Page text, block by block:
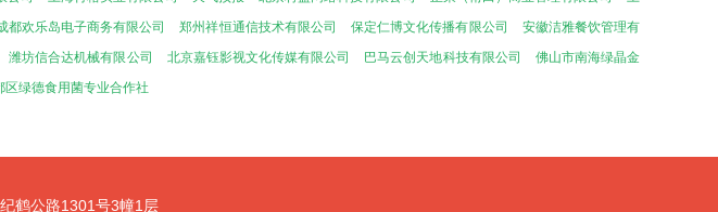
都欢乐岛电子商务有限公司 郑州祥恒通信技术有限公司 保定仁博文化传播有限公司
安徽洁雅餐饮管理有
潍坊信合达机械有限公司 北京嘉钰影视文化传媒有限公司 巴马云创天地科技有限公司
佛山市南海绿晶金
区绿德食用菌专业合作社
鹤公路1301号3幢1层